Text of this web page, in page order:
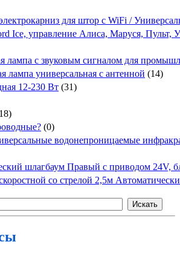
для штор с WiFi /
Ice, управление Алиса, Маруся, Пульт,
лампа с звуковым сигналом для
лампа универсальная с антенной (14)
12-230 Вт (31)
(0)
водонепроницаемые
шлагбаум Правый с приводом 24V,
со стрелой 2,5м